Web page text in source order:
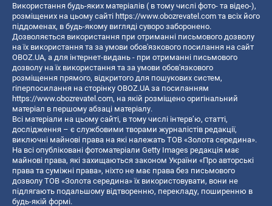
Використання будь-яких матеріалів ( в тому числі фото- та відео-),
розміщених на цьому сайті https://www.obozrevatel.com та всіх його
піддоменах, в будь-якому вигляді суворо заборонено.
Дозволяється використання при отриманні письмового дозволу
на їх використання та за умови обов'язкового посилання на сайт
OBOZ.UA, а для інтернет-видань - при отриманні письмового
дозволу на їх використання та за умови обов'язкового
розміщення прямого, відкритого для пошукових систем,
гіперпосилання на сторінку OBOZ.UA за посиланням
https://www.obozrevatel.com, на якій розміщено оригінальний
матеріал в першому абзаці матеріалу.
Всі матеріали на цьому сайті, в тому числі інтерв’ю, статті,
дослідження – є службовими творами журналістів редакції,
виключні майнові права на які належать ТОВ «Золота середина».
На всі опубліковані фотоматеріали Getty Images редакція має
майнові права, які захищаються законом України «Про авторські
права та суміжні права», ніхто не має права без письмового
дозволу ТОВ «Золота середина» їх використовувати, вони не
підлягають подальшому відтворенню, перекладу, поширенню в
будь-якій формі.